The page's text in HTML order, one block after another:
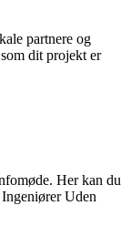
partnere og
dit projekt er
Her kan du
Uden